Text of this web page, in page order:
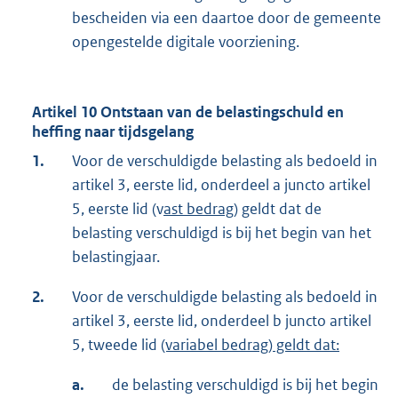
bescheiden via een daartoe door de gemeente
opengestelde digitale voorziening.
Artikel 10 Ontstaan van de belastingschuld en
heffing naar tijdsgelang
1.
Voor de verschuldigde belasting als bedoeld in
artikel 3, eerste lid, onderdeel a juncto artikel
5, eerste lid (vast bedrag) geldt dat de
belasting verschuldigd is bij het begin van het
belastingjaar.
2.
Voor de verschuldigde belasting als bedoeld in
artikel 3, eerste lid, onderdeel b juncto artikel
5, tweede lid (variabel bedrag) geldt dat:
a.
de belasting verschuldigd is bij het begin